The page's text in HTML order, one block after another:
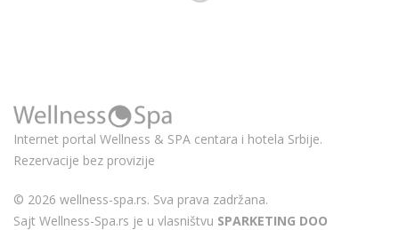
Internet portal Wellness & SPA centara i hotela Srbije.
Rezervacije bez provizije
© 2026 wellness-spa.rs. Sva prava zadržana.
Sajt Wellness-Spa.rs je u vlasništvu SPARKETING DOO